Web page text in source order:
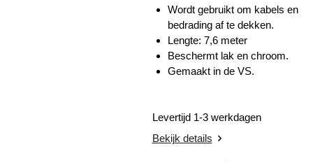
Wordt gebruikt om kabels en
bedrading af te dekken.
Lengte: 7,6 meter
Beschermt lak en chroom.
Gemaakt in de VS.
Levertijd 1-3 werkdagen
Bekijk details